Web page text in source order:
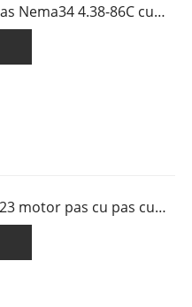
Nema34 4.38-86C cu
motor pas cu pas cu